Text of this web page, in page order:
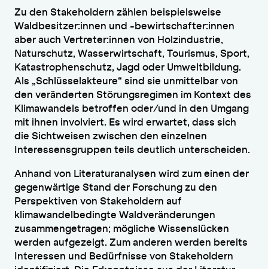
Zu den Stakeholdern zählen beispielsweise
Waldbesitzer:innen und -bewirtschafter:innen
aber auch Vertreter:innen von Holzindustrie,
Naturschutz, Wasserwirtschaft, Tourismus, Sport,
Katastrophenschutz, Jagd oder Umweltbildung.
Als „Schlüsselakteure“ sind sie unmittelbar von
den veränderten Störungsregimen im Kontext des
Klimawandels betroffen oder/und in den Umgang
mit ihnen involviert. Es wird erwartet, dass sich
die Sichtweisen zwischen den einzelnen
Interessensgruppen teils deutlich unterscheiden.
Anhand von Literaturanalysen wird zum einen der
gegenwärtige Stand der Forschung zu den
Perspektiven von Stakeholdern auf
klimawandelbedingte Waldveränderungen
zusammengetragen; mögliche Wissenslücken
werden aufgezeigt. Zum anderen werden bereits
Interessen und Bedürfnisse von Stakeholdern